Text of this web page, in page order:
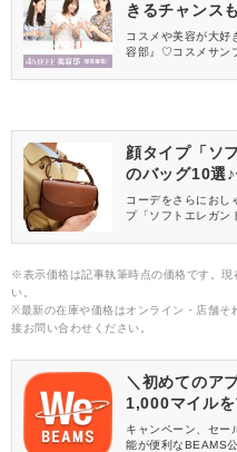
きるチャンス
中
コスメや美容が大好
容部』♡コスメサン
顔タイプ「ソ
のバッグ10選
コーデをさらにおし
プ「ソフトエレガン
とに似合う形やデザ
す。
※表示価格は記事執筆時点の価格です。現
い。
※最新の在庫や価格はオンライン・店舗そ
接お問い合わせください。
＼初めてのア
1,000マイルを
キャンペーン、セー
能が便利なBEAMS